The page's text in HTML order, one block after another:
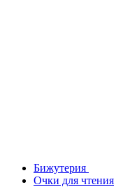
Бижутерия
Очки для чтения